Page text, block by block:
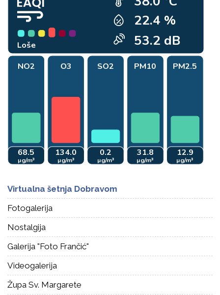
Virtualna šetnja Dobravom
Fotogalerija
Nostalgija
Galerija "Foto Frančić"
Videogalerija
Župa Sv. Margarete